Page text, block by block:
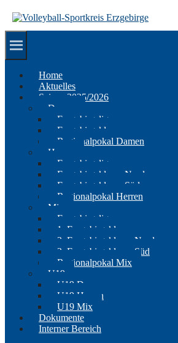
zum
Inhalt
Home
Aktuelles
Saison 2025/2026
Damen
Erzgebirgsliga
Erzgebirgsklasse
Regionalpokal Damen
Herren
Erzgebirgsliga
Erzgebirgsklasse Nord
Erzgebirgsklasse Süd
Regionalpokal Herren
Mix
Erzgebirgsliga
1. Erzgebirgsklasse
2. Erzgebirgsklasse Nord
2. Erzgebirgsklasse Süd
Regionalpokal Mix
U19
U19 Damen
U19 Herren
U19 Mix
Dokumente
Interner Bereich